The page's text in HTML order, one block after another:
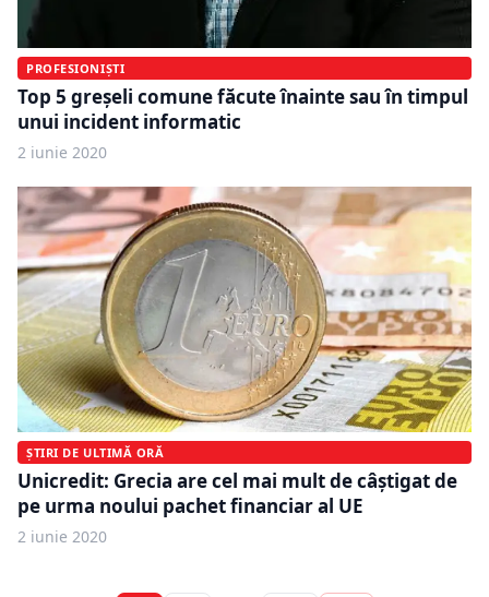
PROFESIONIȘTI
Top 5 greșeli comune făcute înainte sau în timpul
unui incident informatic
2 iunie 2020
ȘTIRI DE ULTIMĂ ORĂ
Unicredit: Grecia are cel mai mult de câştigat de
pe urma noului pachet financiar al UE
2 iunie 2020